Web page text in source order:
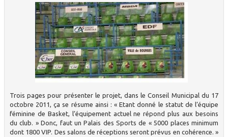
Trois pages pour présenter le projet, dans le Conseil Municipal du 17
octobre 2011, ça se résume ainsi : « Etant donné le statut de l’équipe
féminine de Basket, l’équipement actuel ne répond plus aux besoins
du club. » Donc, faut un Palais des Sports de « 5000 places minimum
dont 1800 VIP. Des salons de réceptions seront prévus en cohérence. »